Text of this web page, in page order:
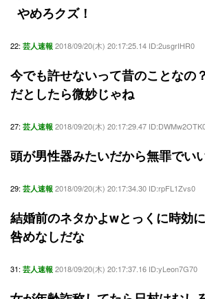
やめろクズ！
22: 芸人速報 2018/09/20(木) 20:17:25.14 ID:2usgrIHR0
今でも許せないって昔のことなの？
だとしたら微妙じゃね
27: 芸人速報 2018/09/20(木) 20:17:29.47
頭が男性器みたいだから無罪でい
29: 芸人速報 2018/09/20(木) 20:17:34.30 ID:rpFL1Zvs0
結婚前のネタかよwとっくに時効
咎めなしだな
31: 芸人速報 2018/09/20(木) 20:17:37.16 ID:yLeon7G70